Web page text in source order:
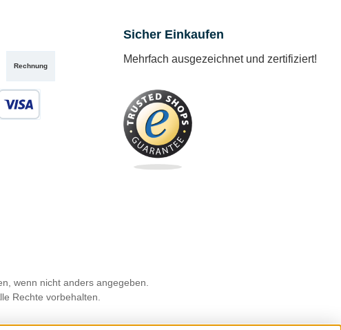
Rechnung
Sicher Einkaufen
Mehrfach ausgezeichnet und zertifiziert!
wenn nicht anders angegeben.
Rechte vorbehalten.